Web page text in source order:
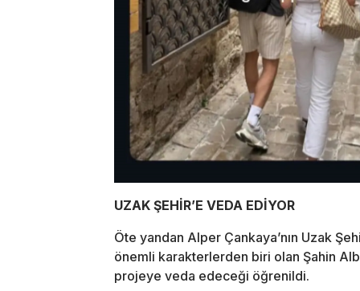
UZAK ŞEHİR’E VEDA EDİYOR
Öte yandan Alper Çankaya’nın Uzak
önemli karakterlerden biri olan Şahin
projeye veda edeceği öğrenildi.